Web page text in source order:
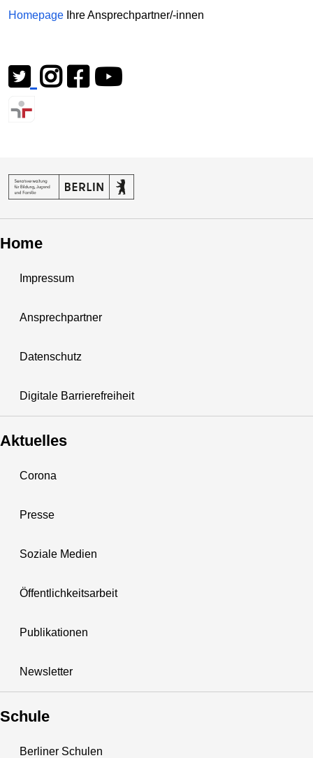
Homepage Ihre Ansprechpartner/-innen
Home
Impressum
Ansprechpartner
Datenschutz
Digitale Barrierefreiheit
Aktuelles
Corona
Presse
Soziale Medien
Öffentlichkeitsarbeit
Publikationen
Newsletter
Schule
Berliner Schulen